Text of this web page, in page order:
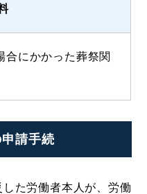
合にかかった葬祭関
請手続
た労働者本人が、労働